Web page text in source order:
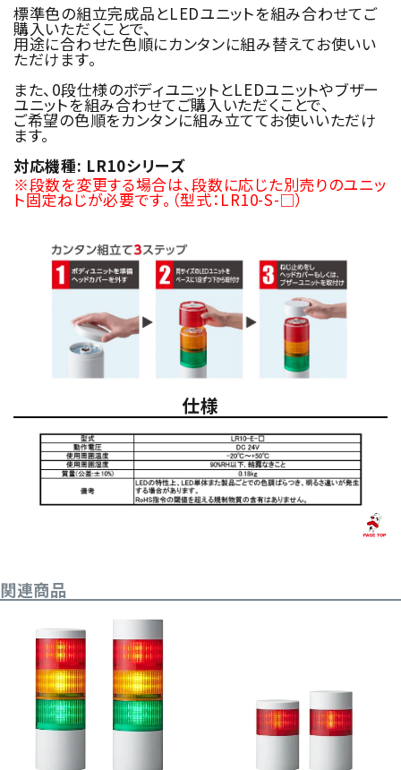
標準色の組立完成品とLEDユニットを組み合わせてご
購入いただくことで、
用途に合わせた色順にカンタンに組み替えてお使いい
ただけます。
また、0段仕様のボディユニットとLEDユニットやブザー
ユニットを組み合わせてご購入いただくことで、
ご希望の色順をカンタンに組み立ててお使いいただけ
ます。
対応機種: LR10シリーズ
※段数を変更する場合は、段数に応じた別売りのユニッ
ト固定ねじが必要です。（型式：LR10-S-□）
仕様
関連商品